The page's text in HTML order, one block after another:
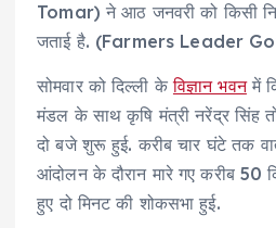
Tomar) ने आठ जनवरी को किसी
जताई है. (Farmers Leader
सोमवार को दिल्ली केविज्ञान भवनमें
मंडल के साथ कृषि मंत्री नरेंद्र सिंह
दो बजे शुरू हुई. करीब चार घंटे तक
आंदोलन के दौरान मारे गए करीब 50
हुए दो मिनट की शोकसभा हुई.